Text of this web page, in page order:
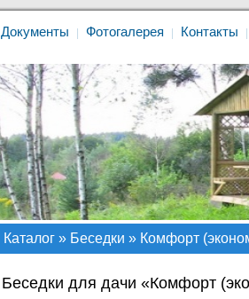
Документы Фотогалерея Контакты
Каталог » Беседки » Комфорт
Беседки для дачи «Комфорт